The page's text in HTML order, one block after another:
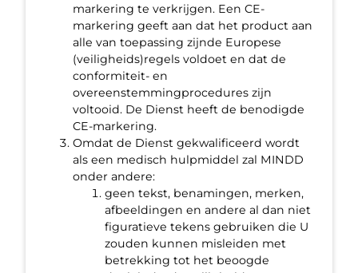
markering te verkrijgen. Een CE-
markering geeft aan dat het product aan
alle van toepassing zijnde Europese
(veiligheids)regels voldoet en dat de
conformiteit- en
overeenstemmingprocedures zijn
voltooid. De Dienst heeft de benodigde
CE-markering.
Omdat de Dienst gekwalificeerd wordt
als een medisch hulpmiddel zal MINDD
onder andere:
geen tekst, benamingen, merken,
afbeeldingen en andere al dan niet
figuratieve tekens gebruiken die U
zouden kunnen misleiden met
betrekking tot het beoogde